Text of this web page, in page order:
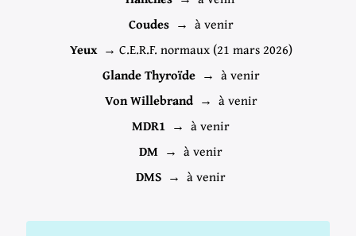
Coudes → à venir
Yeux → C.E.R.F. normaux (21 mars 2026)
Glande Thyroïde → à venir
Von Willebrand → à venir
MDR1 → à venir
DM → à venir
DMS → à venir